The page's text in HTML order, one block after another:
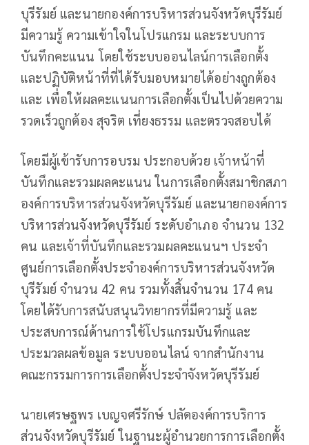
บุรีรัมย์ และนายกองค์การบริหารส่วนจังหวัดบุรีรัมย์
มีความรู้ ความเข้าใจในโปรแกรม และระบบการ
บันทึกคะแนน โดยใช้ระบบออนไลน์การเลือกตั้ง
และปฏิบัติหน้าที่ที่ได้รับมอบหมายได้อย่างถูกต้อง
และ เพื่อให้ผลคะแนนการเลือกตั้งเป็นไปด้วยความ
รวดเร็วถูกต้อง สุจริต เที่ยงธรรม และตรวจสอบได้
โดยมีผู้เข้ารับการอบรม ประกอบด้วย เจ้าหน้าที่
บันทึกและรวมผลคะแนน ในการเลือกตั้งสมาชิกสภา
องค์การบริหารส่วนจังหวัดบุรีรัมย์ และนายกองค์การ
บริหารส่วนจังหวัดบุรีรัมย์ ระดับอำเภอ จำนวน 132
คน และเจ้าที่บันทึกและรวมผลคะแนนฯ ประจำ
ศูนย์การเลือกตั้งประจำองค์การบริหารส่วนจังหวัด
บุรีรัมย์ จำนวน 42 คน รวมทั้งสิ้นจำนวน 174 คน
โดยได้รับการสนับสนุนวิทยากรที่มีความรู้ และ
ประสบการณ์ด้านการใช้โปรแกรมบันทึกและ
ประมวลผลข้อมูล ระบบออนไลน์ จากสำนักงาน
คณะกรรมการการเลือกตั้งประจำจังหวัดบุรีรัมย์
นายเศรษฐพร เบญจศรีรักษ์ ปลัดองค์การบริการ
ส่วนจังหวัดบุรีรัมย์ ในฐานะผู้อำนวยการการเลือกตั้ง